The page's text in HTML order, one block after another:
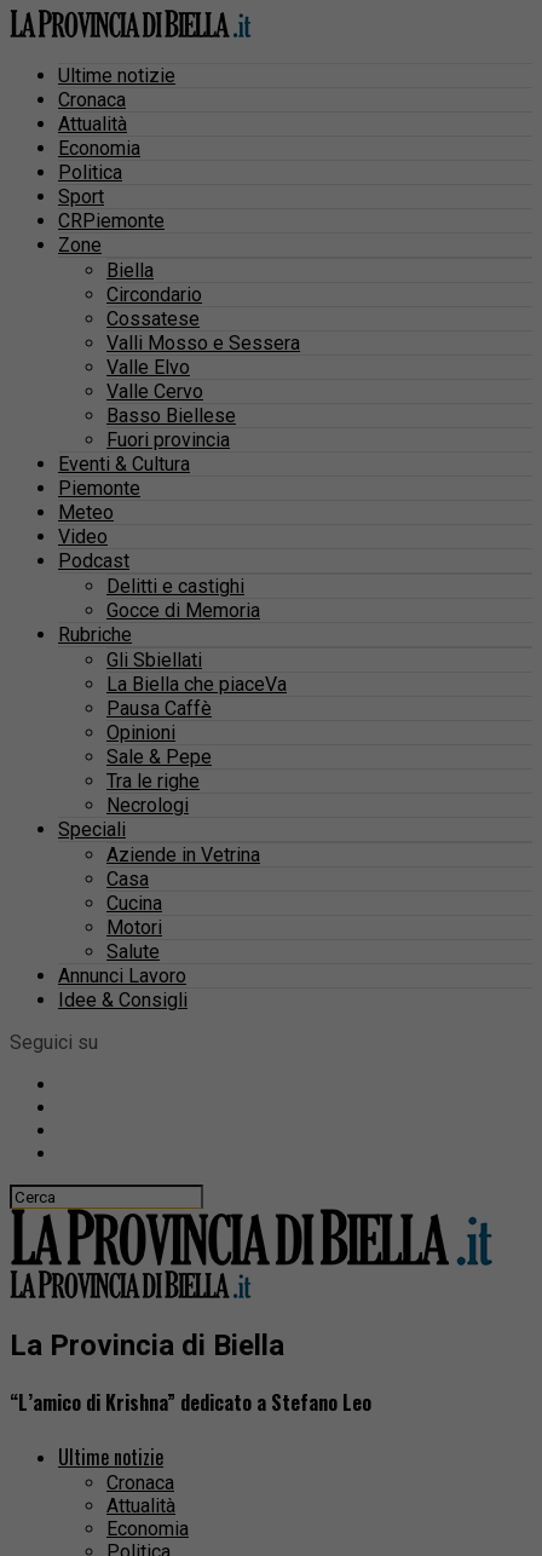
Ultime notizie
Cronaca
Attualità
Economia
Politica
Sport
CRPiemonte
Zone
Biella
Circondario
Cossatese
Valli Mosso e Sessera
Valle Elvo
Valle Cervo
Basso Biellese
Fuori provincia
Eventi & Cultura
Piemonte
Meteo
Video
Podcast
Delitti e castighi
Gocce di Memoria
Rubriche
Gli Sbiellati
La Biella che piaceVa
Pausa Caffè
Opinioni
Sale & Pepe
Tra le righe
Necrologi
Speciali
Aziende in Vetrina
Casa
Cucina
Motori
Salute
Annunci Lavoro
Idee & Consigli
Seguici su
La Provincia di Biella
“L’amico di Krishna” dedicato a Stefano Leo
Ultime notizie
Cronaca
Attualità
Economia